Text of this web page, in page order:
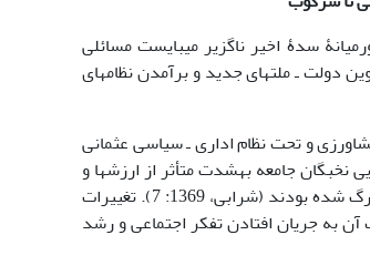
سدۀ اخیر ناگزیر می‏بایست مسائلی
دولت ـ ملت‏ها‏ی جدید و برآمدن نظام‏ها‏ی
و تحت نظام اداری ـ سیاسی عثمانی
نخبگان جامعه به‏شدت متأثر از ارزش‏ها ‏و
نگره‏ها‏ی روستایی بودند، چرا که بسیاری از آن‏ها در محیط‏ها‏ی روستایی بزرگ شده بودند (شرابی، 1369: 7). تغییرات
به جریان افتادن تفکر اجتماعی و رشد